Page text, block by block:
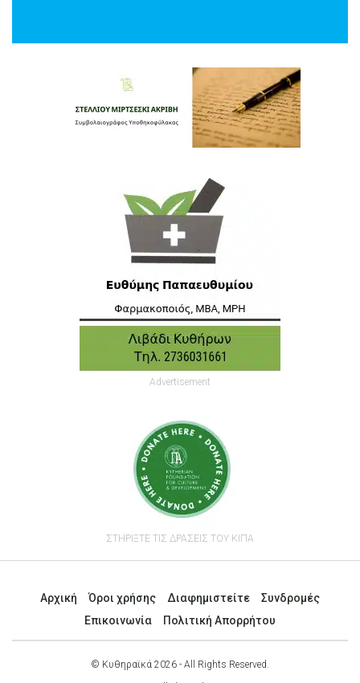
Advertisement
ΣΤΗΡΙΞΤΕ ΤΙΣ ΔΡΑΣΕΙΣ ΤΟΥ ΚΙΠΑ
Αρχική Όροι χρήσης Διαφημιστείτε
Συνδρομές
Επικοινωνία
Πολιτική Απορρήτου
© Κυθηραϊκά 2026 - All Rights Reserved.